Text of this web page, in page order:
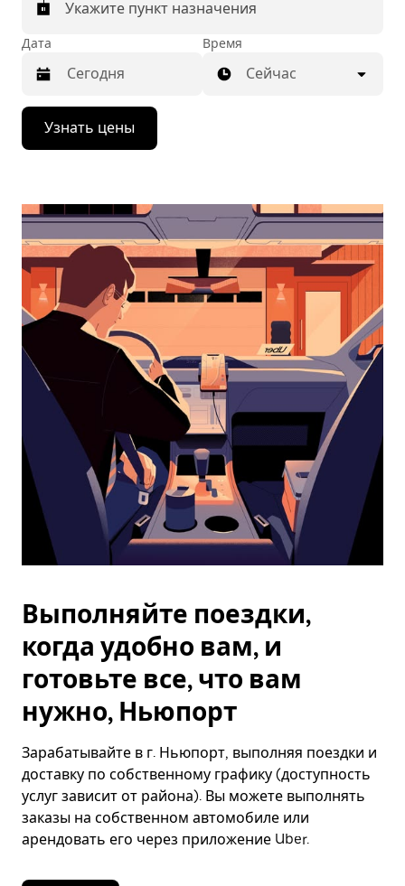
Укажите пункт назначения
Дата
Нажмите
стрелку
вниз,
календарю
выбрать
дату.
Чтобы
закрыть
календарь,
нажмите
Esc.
Время
Сейчас
Узнать цены
Выполняйте поездки,
когда удобно вам, и
готовьте все, что вам
нужно, Ньюпорт
Зарабатывайте в г. Ньюпорт, выполняя поездки и
доставку по собственному графику (доступность
услуг зависит от района). Вы можете выполнять
заказы на собственном автомобиле или
арендовать его через приложение Uber.